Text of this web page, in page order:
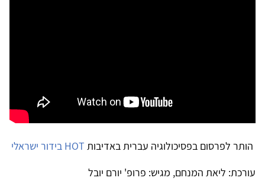
הותר לפרסום בפסיכולוגיה עברית באדיבות HOT בידור ישראלי
עורכת: ליאת המנחם, מגיש: פרופ' יורם יובל